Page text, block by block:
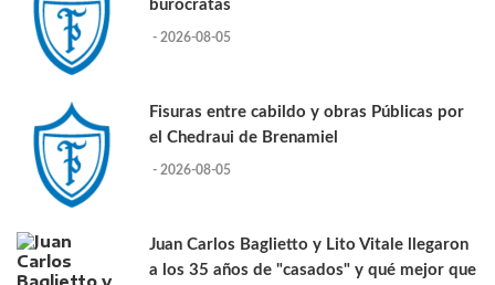
burócratas
- 2026-08-05
Fisuras entre cabildo y obras Públicas por
el Chedraui de Brenamiel
- 2026-08-05
Juan Carlos Baglietto y Lito Vitale llegaron
a los 35 años de "casados" y qué mejor que